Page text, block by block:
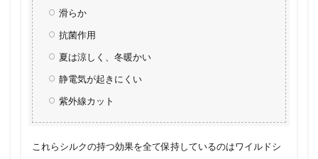
滑らか
抗菌作用
夏は涼しく、冬暖かい
静電気が起きにくい
紫外線カット
これらシルクの持つ効果を全て保持しているのはワイルドシ